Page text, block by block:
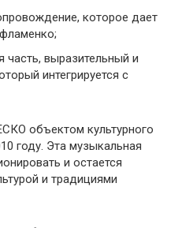
которое дает
часть, выразительный и
интегрируется с
объектом культурного
году. Эта музыкальная
и остается
и традициями